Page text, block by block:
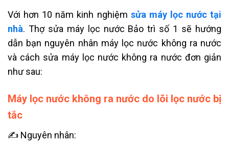
Với hơn 10 năm kinh nghiệm sửa máy lọc nước tại
nhà. Thợ sửa máy lọc nước Bảo trì số 1 sẽ hướng
dẫn bạn nguyên nhân máy lọc nước không ra nước
và cách sửa máy lọc nước không ra nước đơn giản
như sau:
Máy lọc nước không ra nước do lõi lọc nước bị
tắc
✍ Nguyên nhân: